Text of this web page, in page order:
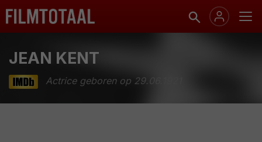
JEAN KENT
Actrice geboren op 29.06.1921